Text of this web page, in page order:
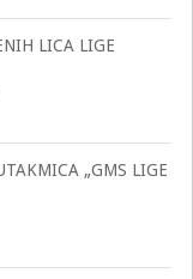
LICA LIGE
„GMS LIGE